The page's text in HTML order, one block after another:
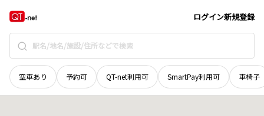
ログイン新規登録
空車あり 予約可 QT-net利用可 SmartPay利用可 車椅子
青森県